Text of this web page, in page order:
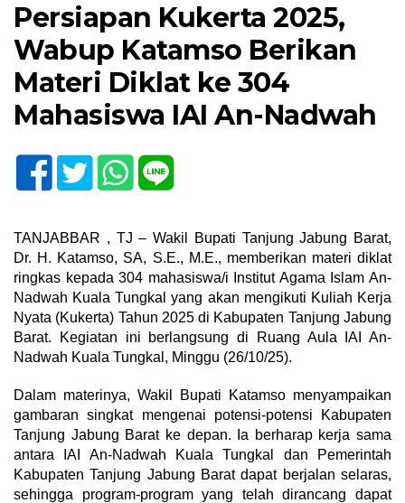
Persiapan Kukerta 2025,
Wabup Katamso Berikan
Materi Diklat ke 304
Mahasiswa IAI An-Nadwah
TANJABBAR , TJ – Wakil Bupati Tanjung Jabung Barat,
Dr. H. Katamso, SA, S.E., M.E., memberikan materi diklat
ringkas kepada 304 mahasiswa/i Institut Agama Islam An-
Nadwah Kuala Tungkal yang akan mengikuti Kuliah Kerja
Nyata (Kukerta) Tahun 2025 di Kabupaten Tanjung Jabung
Barat. Kegiatan ini berlangsung di Ruang Aula IAI An-
Nadwah Kuala Tungkal, Minggu (26/10/25).
Dalam materinya, Wakil Bupati Katamso menyampaikan
gambaran singkat mengenai potensi-potensi Kabupaten
Tanjung Jabung Barat ke depan. Ia berharap kerja sama
antara IAI An-Nadwah Kuala Tungkal dan Pemerintah
Kabupaten Tanjung Jabung Barat dapat berjalan selaras,
sehingga program-program yang telah dirancang dapat